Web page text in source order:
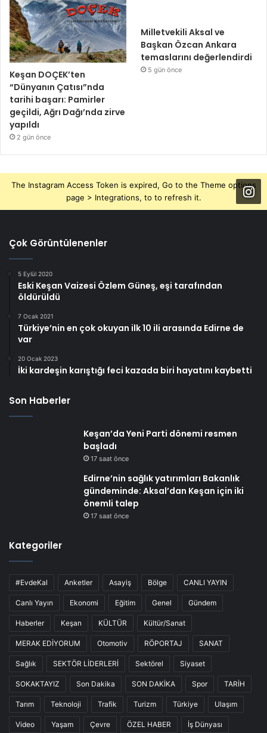
Keşan DOÇEK’ten
“Dünyanın Çatısı”nda
tarihi başarı: Pamirler
geçildi, Ağrı Dağı’nda zirve
yapıldı
2 gün önce
Milletvekili Aksal ve
Başkan Özcan Ankara
temaslarını değerlendirdi
5 gün önce
The Instagram Access Token is expired, Go to the Theme options
page > Integrations, to to refresh it.
Çok Görüntülenenler
5 Eylül 2020
Eski Keşan Vaizesi Özlem Güneş, eşi tarafından
öldürüldü
7 Ocak 2021
Türkiye’nin en çok okuyan ilk 10 ili arasında Edirne de
var
20 Ocak 2023
İki kardeşin karıştığı feci kazada biri hayatını kaybetti
Son Haberler
Keşan’da Yeni Parti dönemi resmen
başladı
17 saat önce
Edirne’nin sağlık yatırımları Bakanlık
gündeminde: Aksal’dan Keşan için iki
önemli talep
17 saat önce
Kategoriler
#EvdeKal Anketler Asayiş Bölge CANLI YAYIN
Canlı Yayın Ekonomi Eğitim Genel Gündem
Haberler Keşan KÜLTÜR Kültür/Sanat
MERAK EDİYORUM Otomotiv RÖPORTAJ SANAT
Sağlık SEKTÖR LİDERLERİ Sektörel Siyaset
SOKAKTAYIZ Son Dakika SON DAKİKA Spor TARİH
Tarım Teknoloji Trafik Turizm Türkiye Ulaşım
Video Yaşam Çevre ÖZEL HABER İş Dünyası